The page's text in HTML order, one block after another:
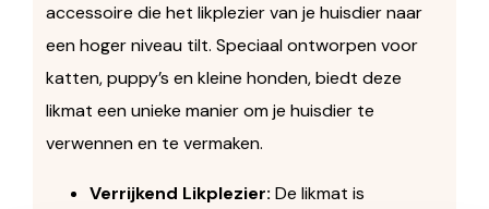
accessoire die het likplezier van je huisdier naar
een hoger niveau tilt. Speciaal ontworpen voor
katten, puppy’s en kleine honden, biedt deze
likmat een unieke manier om je huisdier te
verwennen en te vermaken.
Verrijkend Likplezier: De likmat is